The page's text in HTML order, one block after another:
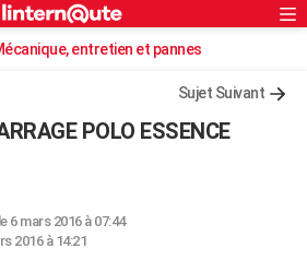
Rechercher
S'inscrire
Connexionentretien et pannes
Sujet Suivant
POLO ESSENCE
6 mars 2016 à 07:44
2016 à 14:21